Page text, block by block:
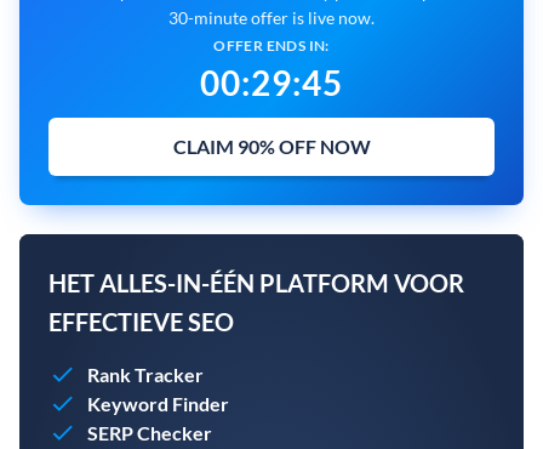
30-minute offer is live now.
OFFER ENDS IN:
00:29:43
CLAIM 90% OFF NOW
HET ALLES-IN-ÉÉN PLATFORM VOOR
EFFECTIEVE SEO
Rank Tracker
Keyword Finder
SERP Checker